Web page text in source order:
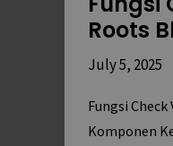
Roots
July 5, 2025
Fungsi
Komponen
Valve
pada
Roots